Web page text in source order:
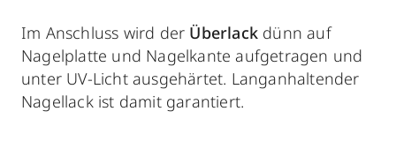
Im Anschluss wird der Überlack dünn auf
Nagelplatte und Nagelkante aufgetragen und
unter UV-Licht ausgehärtet. Langanhaltender
Nagellack ist damit garantiert.